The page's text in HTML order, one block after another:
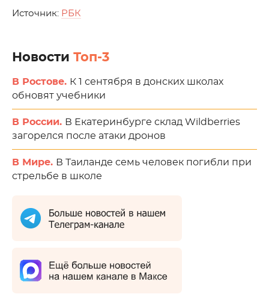
Источник: РБК
Новости Топ-3
В Ростове. К 1 сентября в донских школах
обновят учебники
В России. В Екатеринбурге склад Wildberries
загорелся после атаки дронов
В Мире. В Таиланде семь человек погибли при
стрельбе в школе